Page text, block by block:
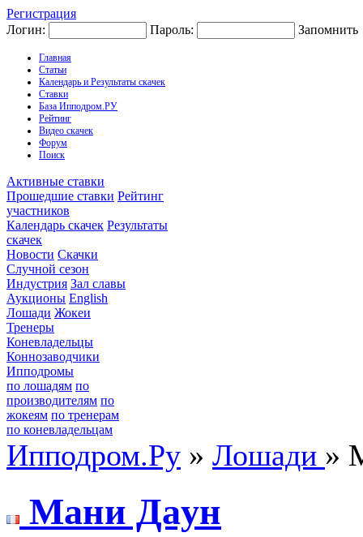
Регистрация
Логин:
Пароль: Запомнить
Главная
Статьи
Календарь и Результаты скачек
Ставки
База Ипподром.РУ
Рейтинг
Видео скачек
Форум
Поиск
Активные ставки
Прошедшие ставки Рейтинг
участников
Календарь скачек Результаты
скачек
Новости Скачки
Случной сезон
Индустрия Зал славы
Аукционы English
Лошади Жокеи
Тренеры
Коневладельцы
Коннозаводчики
Ипподромы
по лошадям по
производителям по
жокеям по тренерам
по коневладельцам
Ипподром.Ру » Лошади »
Maни Дaун